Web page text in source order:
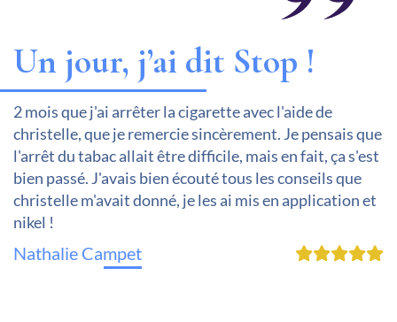
Un jour, j’ai dit Stop !
2 mois que j'ai arrêter la cigarette avec l'aide de
christelle, que je remercie sincèrement. Je pensais que
l'arrêt du tabac allait être difficile, mais en fait, ça s'est
bien passé. J'avais bien écouté tous les conseils que
christelle m'avait donné, je les ai mis en application et
nikel !
Nathalie Campet